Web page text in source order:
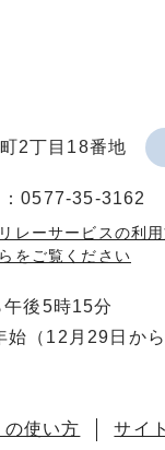
町2丁目18番地
：0577-35-3162
レーサービスの利
をご覧ください
後5時15分
（12月29日から
の使い方 サイ